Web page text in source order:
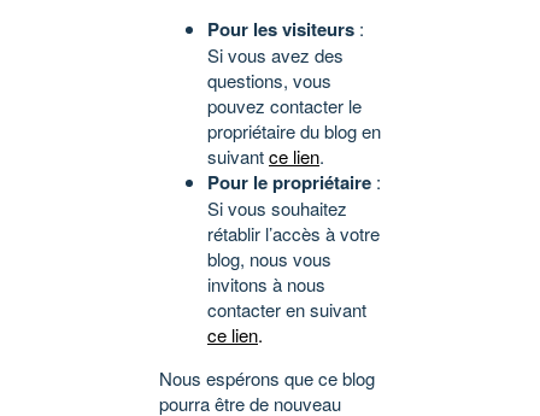
Pour les visiteurs :
Si vous avez des
questions, vous
pouvez contacter le
propriétaire du blog en
suivantce lien.
Pour le propriétaire :
Si vous souhaitez
rétablir l’accès à votre
blog, nous vous
invitons à nous
contacter en suivant
ce lien.
Nous espérons que ce blog
pourra être de nouveau